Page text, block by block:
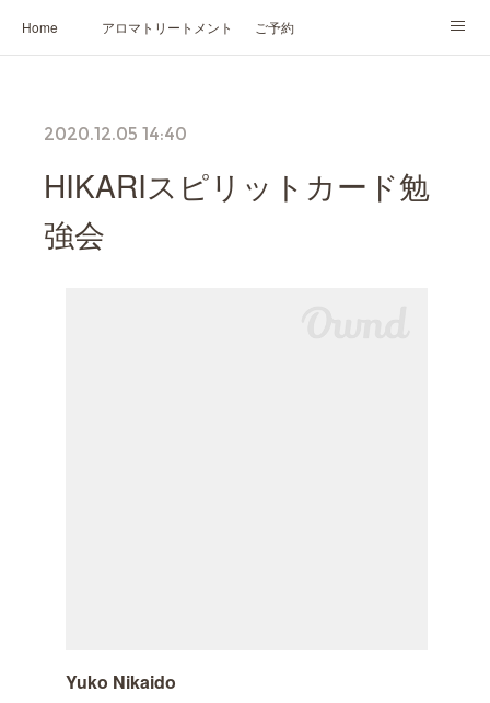
Home アロマトリートメント ご予約
プロフィール
2020.12.05 14:40
HIKARIスピリットカード勉
強会
Yuko Nikaido